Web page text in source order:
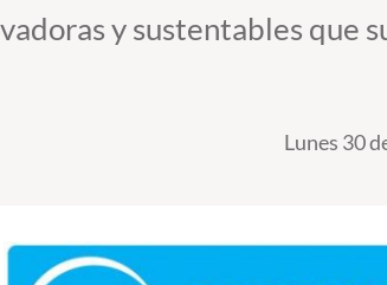
y sustentables que
Lunes 30